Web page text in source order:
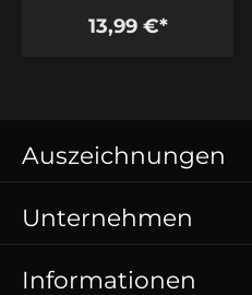
13,99 €*
Auszeichnungen
Unternehmen
Informationen